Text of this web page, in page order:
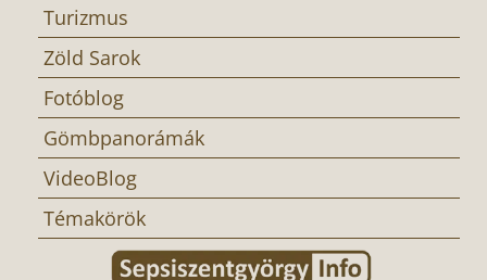
Turizmus
Zöld Sarok
Fotóblog
Gömbpanorámák
VideoBlog
Témakörök